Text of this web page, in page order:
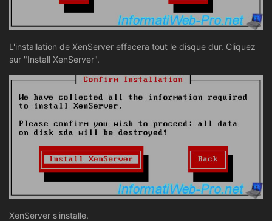
L'installation de XenServer effacera tout le disque dur. Cliquez
sur "Install XenServer".
XenServer s'installe.